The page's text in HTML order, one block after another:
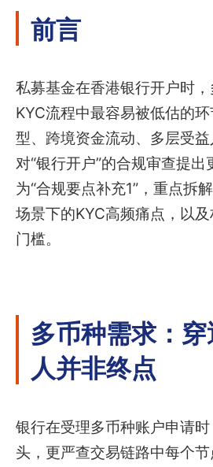
前言
私募基金在香港银行开户时
KYC流程中最容易被低估的
型、跨境资金流动、多层受
对“银行开户”的合规审查提
为“合规要点补充1”，重点拆
场景下的KYC高频痛点，以
门槛。
多币种需求：
人并非终点
银行在受理多币种账户申请
头，更严查交易链路中每个